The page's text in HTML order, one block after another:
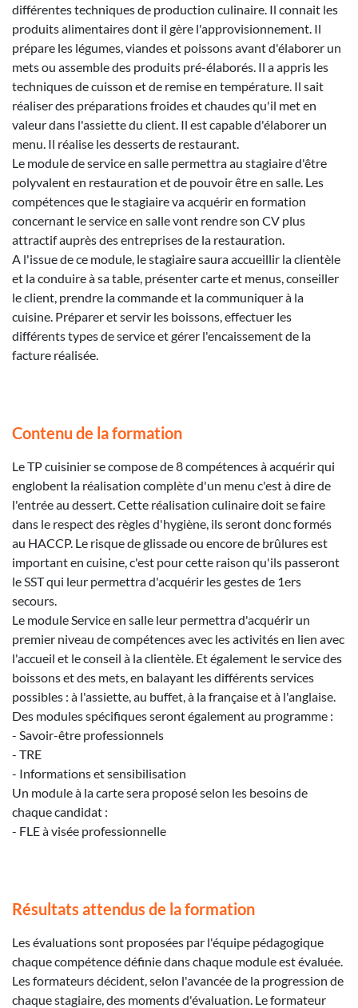
différentes techniques de production culinaire. Il connait les
produits alimentaires dont il gère l'approvisionnement. Il
prépare les légumes, viandes et poissons avant d'élaborer un
mets ou assemble des produits pré-élaborés. Il a appris les
techniques de cuisson et de remise en température. Il sait
réaliser des préparations froides et chaudes qu'il met en
valeur dans l'assiette du client. Il est capable d'élaborer un
menu. Il réalise les desserts de restaurant.
Le module de service en salle permettra au stagiaire d'être
polyvalent en restauration et de pouvoir être en salle. Les
compétences que le stagiaire va acquérir en formation
concernant le service en salle vont rendre son CV plus
attractif auprès des entreprises de la restauration.
A l'issue de ce module, le stagiaire saura accueillir la clientèle
et la conduire à sa table, présenter carte et menus, conseiller
le client, prendre la commande et la communiquer à la
cuisine. Préparer et servir les boissons, effectuer les
différents types de service et gérer l'encaissement de la
facture réalisée.
Contenu de la formation
Le TP cuisinier se compose de 8 compétences à acquérir qui
englobent la réalisation complète d'un menu c'est à dire de
l'entrée au dessert. Cette réalisation culinaire doit se faire
dans le respect des règles d'hygiène, ils seront donc formés
au HACCP. Le risque de glissade ou encore de brûlures est
important en cuisine, c'est pour cette raison qu'ils passeront
le SST qui leur permettra d'acquérir les gestes de 1ers
secours.
Le module Service en salle leur permettra d'acquérir un
premier niveau de compétences avec les activités en lien avec
l'accueil et le conseil à la clientèle. Et également le service des
boissons et des mets, en balayant les différents services
possibles : à l'assiette, au buffet, à la française et à l'anglaise.
Des modules spécifiques seront également au programme :
- Savoir-être professionnels
- TRE
- Informations et sensibilisation
Un module à la carte sera proposé selon les besoins de
chaque candidat :
- FLE à visée professionnelle
Résultats attendus de la formation
Les évaluations sont proposées par l'équipe pédagogique
chaque compétence définie dans chaque module est évaluée.
Les formateurs décident, selon l'avancée de la progression de
chaque stagiaire, des moments d'évaluation. Le formateur